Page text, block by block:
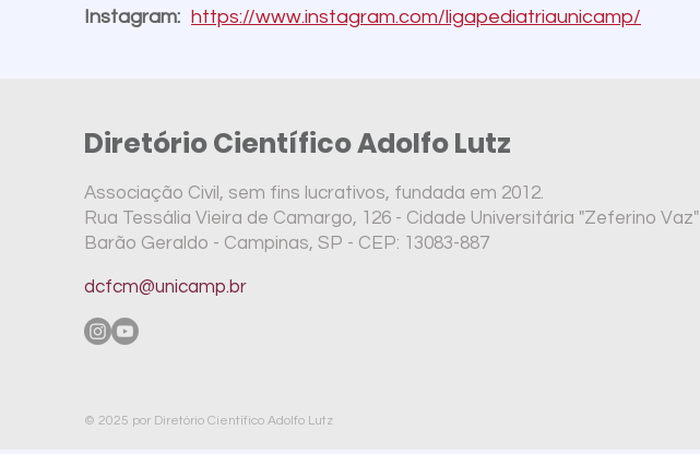
Instagram: https://www.instagram.com/ligapediatriaunicamp/
Diretório Científico Adolfo Lutz
Associação Civil, sem fins lucrativos, fundada em 2012.
Rua Tessália Vieira de Camargo, 126 - Cidade Universitária "Zeferino Vaz"
Barão Geraldo - Campinas, SP - CEP: 13083-887
dcfcm@unicamp.br
© 2025 por Diretório Científico Adolfo Lutz